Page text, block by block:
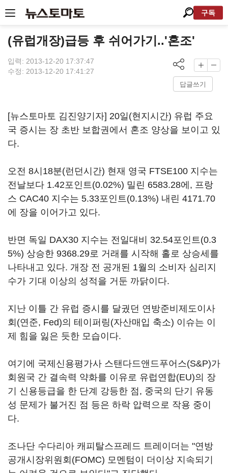
구독
(유럽개장)급등 후 쉬어가기..'혼조'
입력: 2013-12-20 17:37:47
수정: 2013-12-20 17:41:27
답글쓰기
[뉴스토마토 김진양기자] 20일(현지시간) 유럽 주요
국 증시는 장 초반 보합권에서 혼조 양상을 보이고 있
다.
오전 8시18분(런던시간) 현재 영국 FTSE100 지수는
전날보다 1.42포인트(0.02%) 밀린 6583.28에, 프랑
스 CAC40 지수는 5.33포인트(0.13%) 내린 4171.70
에 장을 이어가고 있다.
반면 독일 DAX30 지수는 전일대비 32.54포인트(0.3
5%) 상승한 9368.29로 거래를 시작해 홀로 상승세를
나타내고 있다. 개장 전 공개된 1월의 소비자 심리지
수가 기대 이상의 성적을 거둔 까닭이다.
지난 이틀 간 유럽 증시를 달궜던 연방준비제도이사
회(연준, Fed)의 테이퍼링(자산매입 축소) 이슈는 이
제 힘을 잃은 듯한 모습이다.
여기에 국제신용평가사 스탠다드앤드푸어스(S&P)가
회원국 간 결속력 약화를 이유로 유럽연합(EU)의 장
기 신용등급을 한 단계 강등한 점, 중국의 단기 유동
성 문제가 불거진 점 등은 하락 압력으로 작용 중이
다.
조나단 수다리아 캐피탈스프레드 트레이더는 "연방
공개시장위원회(FOMC) 모멘텀이 더이상 지속되기